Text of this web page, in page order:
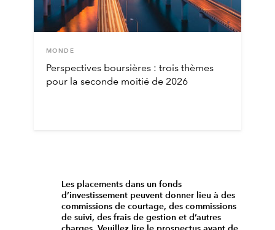
MONDE
Perspectives boursières : trois thèmes
pour la seconde moitié de 2026
Les placements dans un fonds
d’investissement peuvent donner lieu à des
commissions de courtage, des commissions
de suivi, des frais de gestion et d’autres